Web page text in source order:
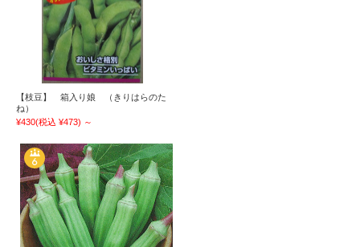
【枝豆】 箱入り娘 （きりはらのた
ね）
¥430(税込 ¥473) ～